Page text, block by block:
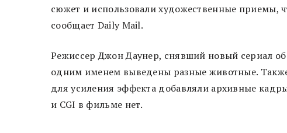
сюжет и использовали художественные приемы,
сообщает Daily Mail.
Режиссер Джон Даунер, снявший новый сериал
одним именем выведены разные животные.
для усиления эффекта добавляли архивные
и CGI в фильме нет.